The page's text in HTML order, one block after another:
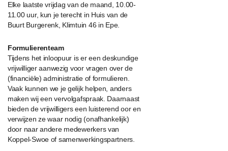
Elke laatste vrijdag van de maand, 10.00-
11.00 uur, kun je terecht in Huis van de
Buurt Burgerenk, Klimtuin 46 in Epe.
Formulierenteam
Tijdens het inloopuur is er een deskundige
vrijwilliger aanwezig voor vragen over de
(financiële) administratie of formulieren.
Vaak kunnen we je gelijk helpen, anders
maken wij een vervolgafspraak. Daarnaast
bieden de vrijwilligers een luisterend oor en
verwijzen ze waar nodig (onafhankelijk)
door naar andere medewerkers van
Koppel-Swoe of samenwerkingspartners.